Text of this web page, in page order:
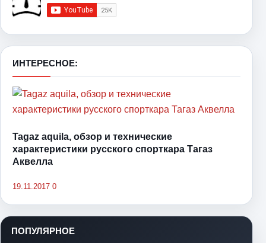
ИНТЕРЕСНОЕ:
Tagaz aquila, обзор и технические
характеристики русского спорткара Тагаз
Аквелла
19.11.2017 0
ПОПУЛЯРНОЕ